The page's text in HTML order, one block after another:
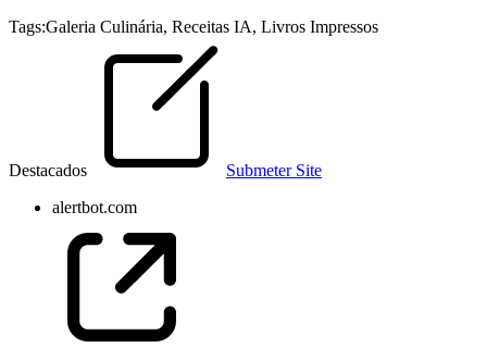
Tags:Galeria Culinária, Receitas IA, Livros Impressos
Destacados
Submeter Site
alertbot.com